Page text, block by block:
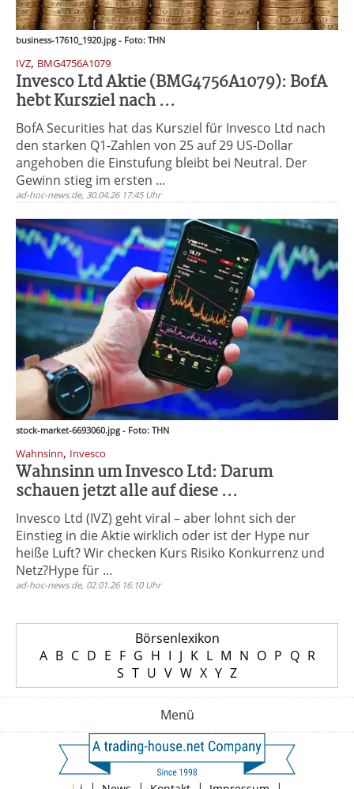
business-17610_1920.jpg - Foto: THN
IVZ, BMG4756A1079
Invesco Ltd Aktie (BMG4756A1079): BofA
hebt Kursziel nach ...
BofA Securities hat das Kursziel für Invesco Ltd nach
den starken Q1-Zahlen von 25 auf 29 US-Dollar
angehoben die Einstufung bleibt bei Neutral. Der
Gewinn stieg im ersten ...
ad-hoc-news.de, 30.04.26 17:45 Uhr
stock-market-6693060.jpg - Foto: THN
Wahnsinn, Invesco
Wahnsinn um Invesco Ltd: Darum
schauen jetzt alle auf diese ...
Invesco Ltd (IVZ) geht viral – aber lohnt sich der
Einstieg in die Aktie wirklich oder ist der Hype nur
heiße Luft? Wir checken Kurs Risiko Konkurrenz und
Netz?Hype für ...
ad-hoc-news.de, 02.01.26 16:10 Uhr
Börsenlexikon
A B C D E F G H I J K L M N O P Q R
S T U V W X Y Z
Menü